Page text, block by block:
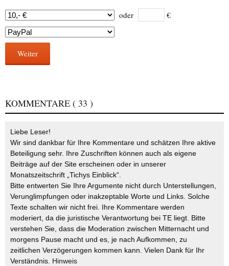
oder €
Weiter
KOMMENTARE ( 33 )
Liebe Leser!
Wir sind dankbar für Ihre Kommentare und schätzen Ihre aktive
Beteiligung sehr. Ihre Zuschriften können auch als eigene
Beiträge auf der Site erscheinen oder in unserer
Monatszeitschrift „Tichys Einblick“.
Bitte entwerten Sie Ihre Argumente nicht durch Unterstellungen,
Verunglimpfungen oder inakzeptable Worte und Links. Solche
Texte schalten wir nicht frei. Ihre Kommentare werden
moderiert, da die juristische Verantwortung bei TE liegt. Bitte
verstehen Sie, dass die Moderation zwischen Mitternacht und
morgens Pause macht und es, je nach Aufkommen, zu
zeitlichen Verzögerungen kommen kann. Vielen Dank für Ihr
Verständnis. Hinweis